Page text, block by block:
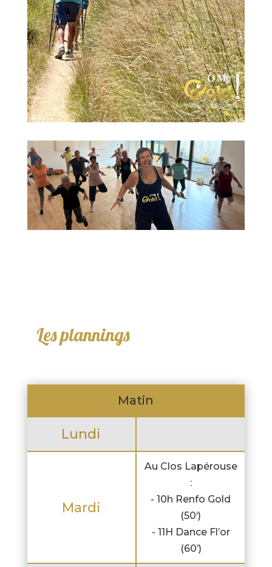
Les plannings
Matin
Lundi
Mardi
Au Clos Lapérouse
:
- 10h Renfo Gold
(50‘)
- 11H Dance Fl’or
(60’)